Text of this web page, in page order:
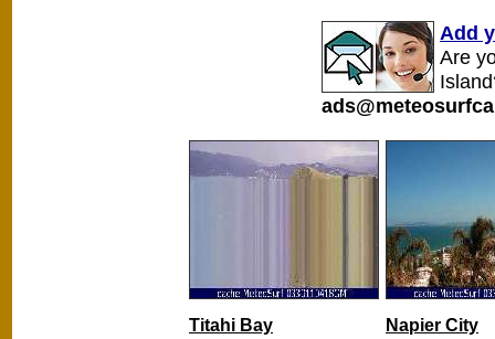
Add
Are
Titahi Bay Napier City